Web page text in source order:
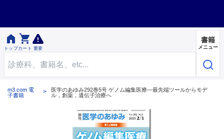

トップ

カート 重要
書籍
メニュー
m3.com 電
子書籍
医学のあゆみ292巻5号 ゲノム編集医療―最先端ツールからモデ
ル，創薬，遺伝子治療へ